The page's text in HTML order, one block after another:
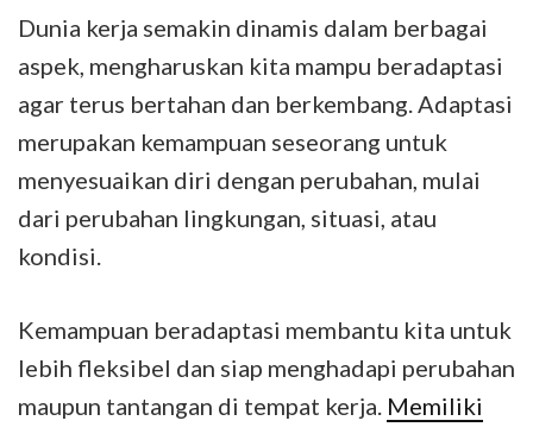
Dunia kerja semakin dinamis dalam berbagai
aspek, mengharuskan kita mampu beradaptasi
agar terus bertahan dan berkembang. Adaptasi
merupakan kemampuan seseorang untuk
menyesuaikan diri dengan perubahan, mulai
dari perubahan lingkungan, situasi, atau
kondisi.
Kemampuan beradaptasi membantu kita untuk
lebih fleksibel dan siap menghadapi perubahan
maupun tantangan di tempat kerja. Memiliki